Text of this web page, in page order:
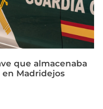
que almacenaba
Madridejos